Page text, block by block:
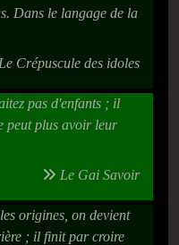
Dans le langage de la
Le Crépuscule des idoles
pas d'enfants ; il
peut plus avoir leur
Le Gai Savoir
origines, on devient
; il finit par croire